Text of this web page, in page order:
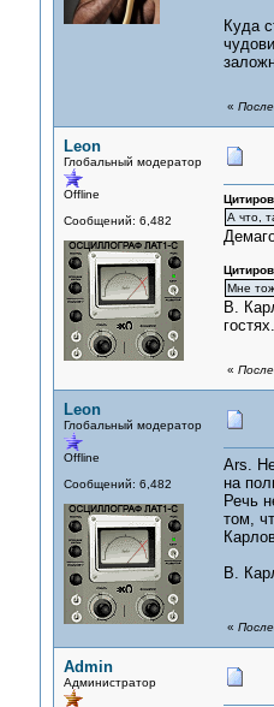
Куда
«
Leon
Глобальный модератор
Offline
Сообщений: 6,482
А что,
Мне
В.
«
Leon
Глобальный модератор
Offline
Сообщений: 6,482
Ars.
на
Речь
том,
В.
«
Admin
Администратор